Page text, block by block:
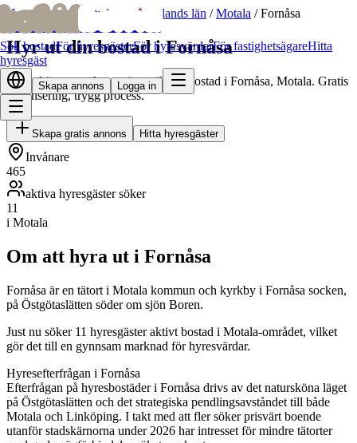
bofridbofrid
Sök bostadFör hyresgästerFör hyresvärdarFör fastighetsägareHitta
hyresgäst
Skapa annons Logga in
Hem/ Hyr ut bostad Östergötlands län /Motala /Fornåsa
Hyr ut din bostad i Fornåsa
Hitta skötsamma hyresgäster till din bostad i Fornåsa, Motala. Gratis
annonsering, trygg process.
Skapa gratis annons Hitta hyresgäster
Invånare
465
aktiva hyresgäster söker
11
i Motala
Om att hyra ut i Fornåsa
Fornåsa är en tätort i Motala kommun och kyrkby i Fornåsa socken,
på Östgötaslätten söder om sjön Boren.
Just nu söker 11 hyresgäster aktivt bostad i Motala-området, vilket
gör det till en gynnsam marknad för hyresvärdar.
Hyresefterfrågan i Fornåsa
Efterfrågan på hyresbostäder i Fornåsa drivs av det natursköna läget
på Östgötaslätten och det strategiska pendlingsavståndet till både
Motala och Linköping. I takt med att fler söker prisvärt boende
utanför stadskärnorna under 2026 har intresset för mindre tätorter